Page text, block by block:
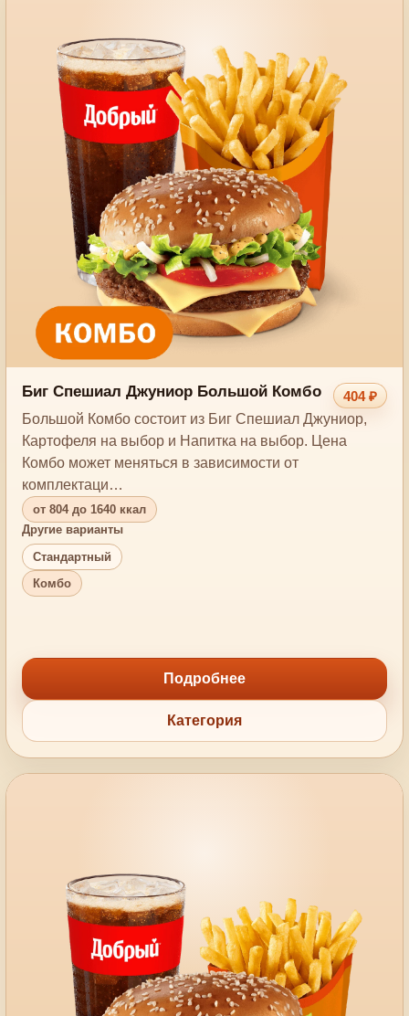
Биг Спешиал Джуниор Большой Комбо
404 ₽
Большой Комбо состоит из Биг Спешиал Джуниор,
Картофеля на выбор и Напитка на выбор. Цена
Комбо может меняться в зависимости от
комплектаци…
от 804 до 1640 ккал
Другие варианты
Стандартный
Комбо
Подробнее
Категория